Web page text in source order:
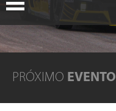
PRÓXIMO EVENTO